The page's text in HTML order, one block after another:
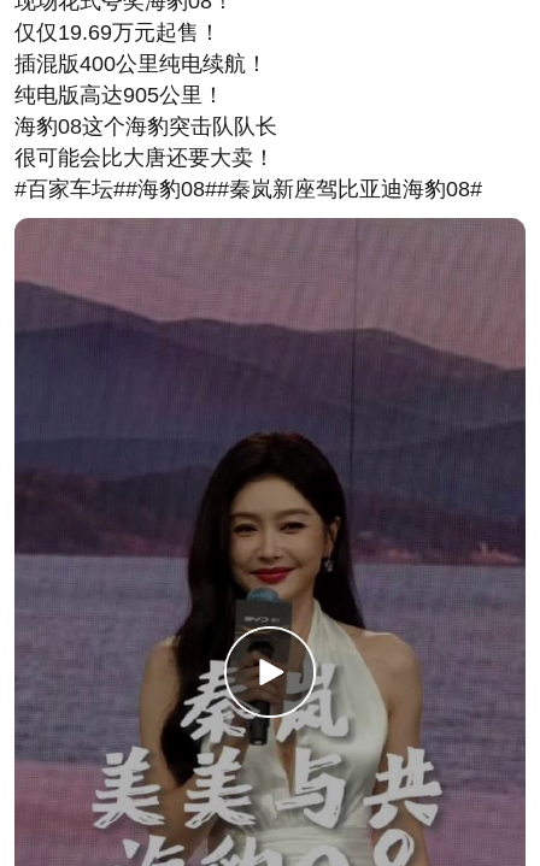
仅仅19.69万元起售！
插混版400公里纯电续航！
纯电版高达905公里！
海豹08这个海豹突击队队长
很可能会比大唐还要大卖！
#百家车坛##海豹08##秦岚新座驾比亚迪海豹08#